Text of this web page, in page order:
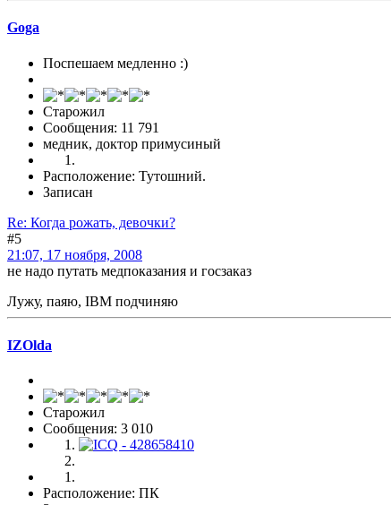
Goga
Поспешаем медленно :)
Старожил
Сообщения: 11 791
медник, доктор примусиный
Расположение: Тутошний.
Записан
Re: Когда рожать, девочки?
#5
21:07, 17 ноября, 2008
не надо путать медпоказания и госзаказ
Лужу, паяю, IBM подчиняю
IZOlda
Старожил
Сообщения: 3 010
Расположение: ПК